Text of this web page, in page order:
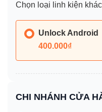
Chọn loại linh kiện khác
Unlock Android
400.000₫
CHI NHÁNH CỬA